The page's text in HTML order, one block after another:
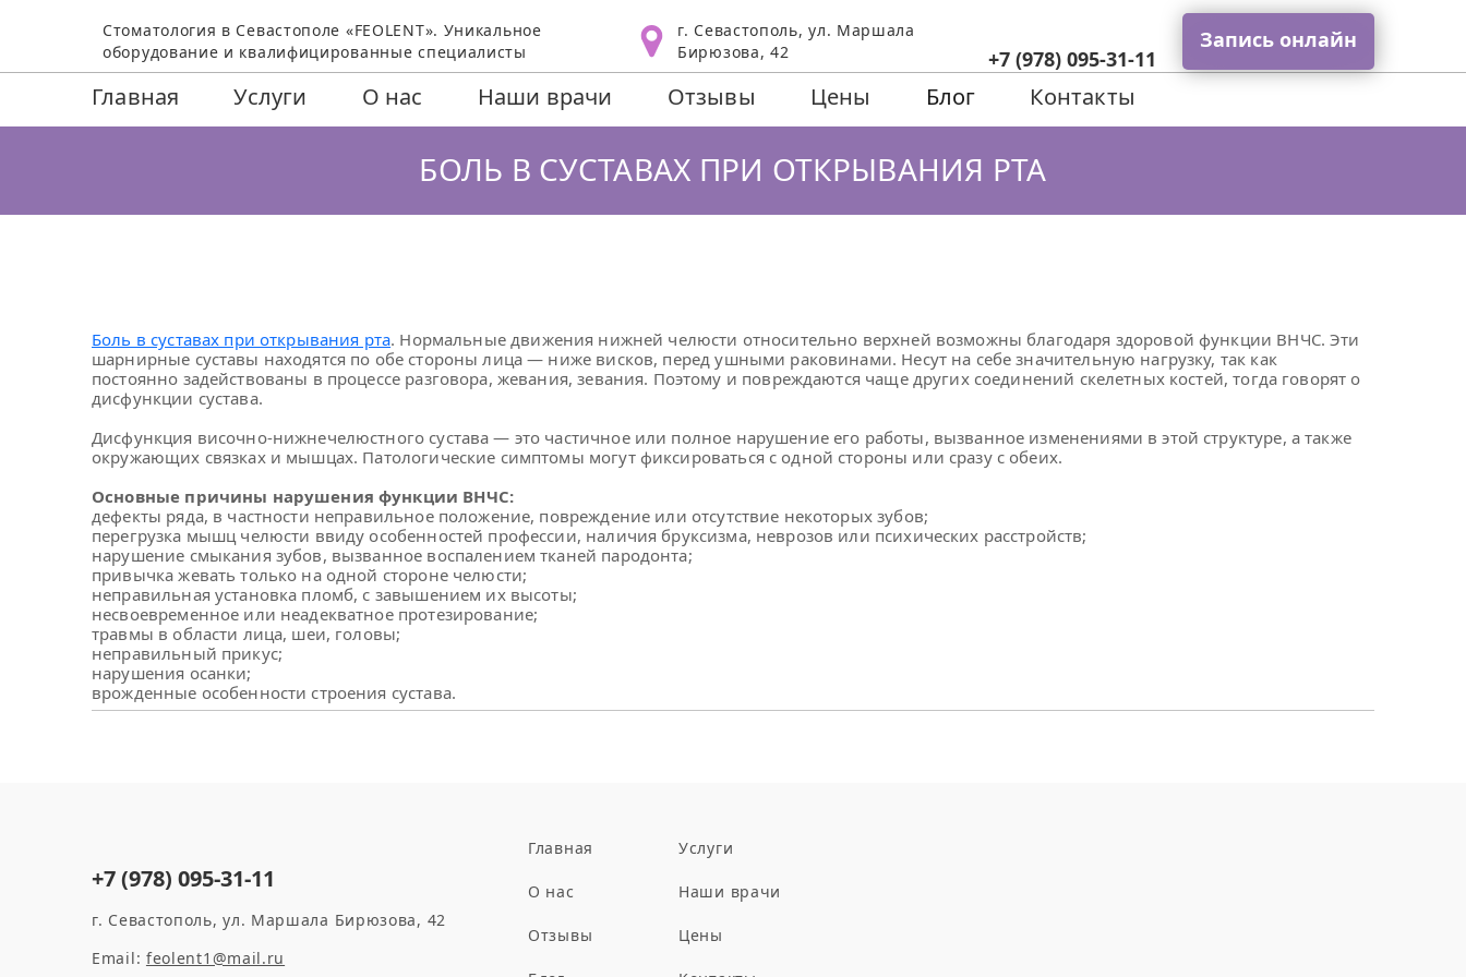
Стоматология в Севастополе «FEOLENT». Уникальное
оборудование и квалифицированные специалисты
г. Севастополь, ул. Маршала
Бирюзова, 42
+7 (978) 095-31-11
Запись онлайн
Главная Услуги О нас Наши врачи Отзывы Цены Блог Контакты
БОЛЬ В СУСТАВАХ ПРИ ОТКРЫВАНИЯ РТА
Боль в суставах при открывания рта. Нормальные движения нижней челюсти относительно верхней возможны благодаря здоровой функции ВНЧС. Эти
шарнирные суставы находятся по обе стороны лица — ниже висков, перед ушными раковинами. Несут на себе значительную нагрузку, так как
постоянно задействованы в процессе разговора, жевания, зевания. Поэтому и повреждаются чаще других соединений скелетных костей, тогда говорят о
дисфункции сустава.
Дисфункция височно-нижнечелюстного сустава — это частичное или полное нарушение его работы, вызванное изменениями в этой структуре, а также
окружающих связках и мышцах. Патологические симптомы могут фиксироваться с одной стороны или сразу с обеих.
Основные причины нарушения функции ВНЧС:
дефекты ряда, в частности неправильное положение, повреждение или отсутствие некоторых зубов;
перегрузка мышц челюсти ввиду особенностей профессии, наличия бруксизма, неврозов или психических расстройств;
нарушение смыкания зубов, вызванное воспалением тканей пародонта;
привычка жевать только на одной стороне челюсти;
неправильная установка пломб, с завышением их высоты;
несвоевременное или неадекватное протезирование;
травмы в области лица, шеи, головы;
неправильный прикус;
нарушения осанки;
врожденные особенности строения сустава.
+7 (978) 095-31-11
г. Севастополь, ул. Маршала Бирюзова, 42
Email: feolent1@mail.ru
Главная Услуги
О нас Наши врачи
Отзывы Цены